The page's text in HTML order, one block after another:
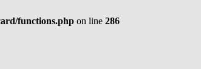
functions.php on line 286